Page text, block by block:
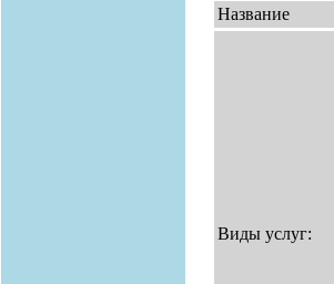
Название
Виды услуг: